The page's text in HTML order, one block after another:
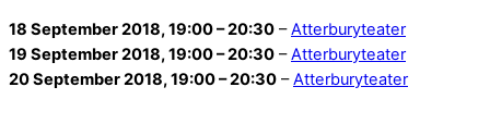
18 September2018,19:00– 20:30 –Atterburyteater
19 September2018,19:00– 20:30 –Atterburyteater
20 September2018,19:00– 20:30 –Atterburyteater